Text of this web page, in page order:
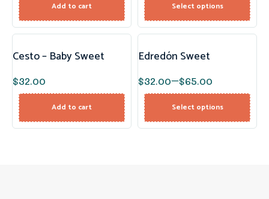
Add to cart Select options
Cesto – Baby Sweet
$32.00
Add to cart
Edredón Sweet
$32.00–$65.00
Select options